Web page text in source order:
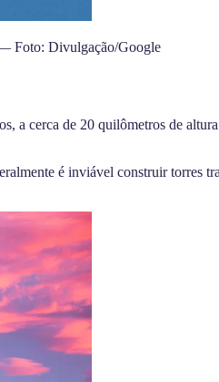
Foto: Divulgação/Google
, a cerca de 20 quilômetros de
é inviável construir torres